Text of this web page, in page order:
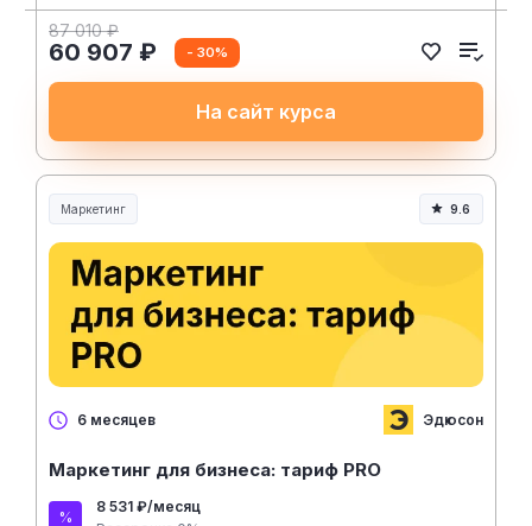
87 010 ₽
60 907 ₽ - 30%
На сайт курса
Маркетинг 9.6
6 месяцев Эдюсон
Маркетинг для бизнеса: тариф PRO
8 531 ₽/месяц